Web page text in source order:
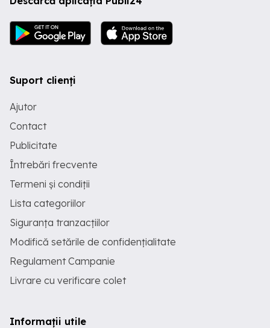
Suport clienți
Ajutor
Contact
Publicitate
Întrebări frecvente
Termeni și condiții
Lista categoriilor
Siguranța tranzacțiilor
Modifică setările de confidențialitate
Regulament Campanie
Livrare cu verificare colet
Informații utile